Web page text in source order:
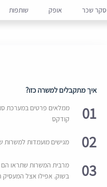
סקר שכר אופק שותפות
איך מתקבלים למשרה כזו?
01
ממלאים פרטים במערכת
קודקס
02 מגישים מועמדות למשרות
03
מרבית המשרות שתראו הם
בשוק. אפילו אצל המעסיק